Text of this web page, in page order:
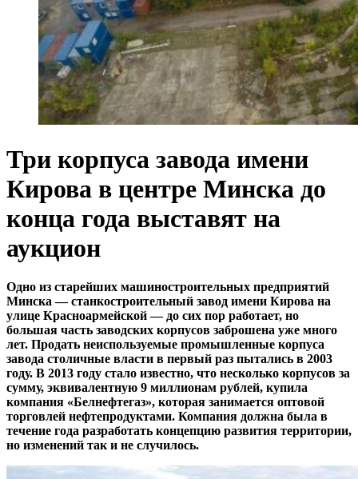
Три корпуса завода имени
Кирова в центре Минска до
конца года выставят на
аукцион
Одно из старейших машиностроительных предприятий
Минска — станкостроительный завод имени Кирова на
улице Красноармейской — до сих пор работает, но
большая часть заводских корпусов заброшена уже много
лет. Продать неиспользуемые промышленные корпуса
завода столичные власти в первый раз пытались в 2003
году. В 2013 году стало известно, что несколько корпусов за
сумму, эквивалентную 9 миллионам рублей, купила
компания «Белнефтегаз», которая занимается оптовой
торговлей нефтепродуктами. Компания должна была в
течение года разработать концепцию развития территории,
но изменений так и не случилось.